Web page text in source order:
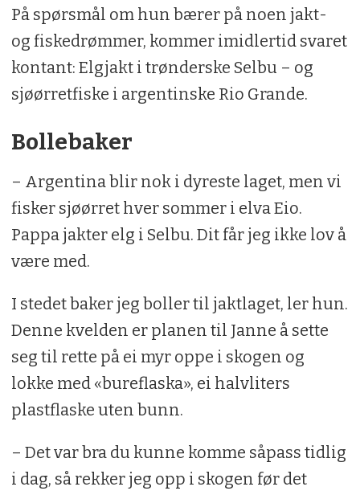
På spørsmål om hun bærer på noen jakt-
og fiskedrømmer, kommer imidlertid svaret
kontant: Elgjakt i trønderske Selbu – og
sjøørretfiske i argentinske Rio Grande.
Bollebaker
– Argentina blir nok i dyreste laget, men vi
fisker sjøørret hver sommer i elva Eio.
Pappa jakter elg i Selbu. Dit får jeg ikke lov å
være med.
I stedet baker jeg boller til jaktlaget, ler hun.
Denne kvelden er planen til Janne å sette
seg til rette på ei myr oppe i skogen og
lokke med «bureflaska», ei halvliters
plastflaske uten bunn.
– Det var bra du kunne komme såpass tidlig
i dag, så rekker jeg opp i skogen før det